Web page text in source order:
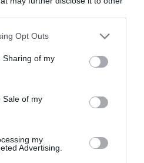
Opt Outs
Sharing of my
Sale of my
my
Advertising.